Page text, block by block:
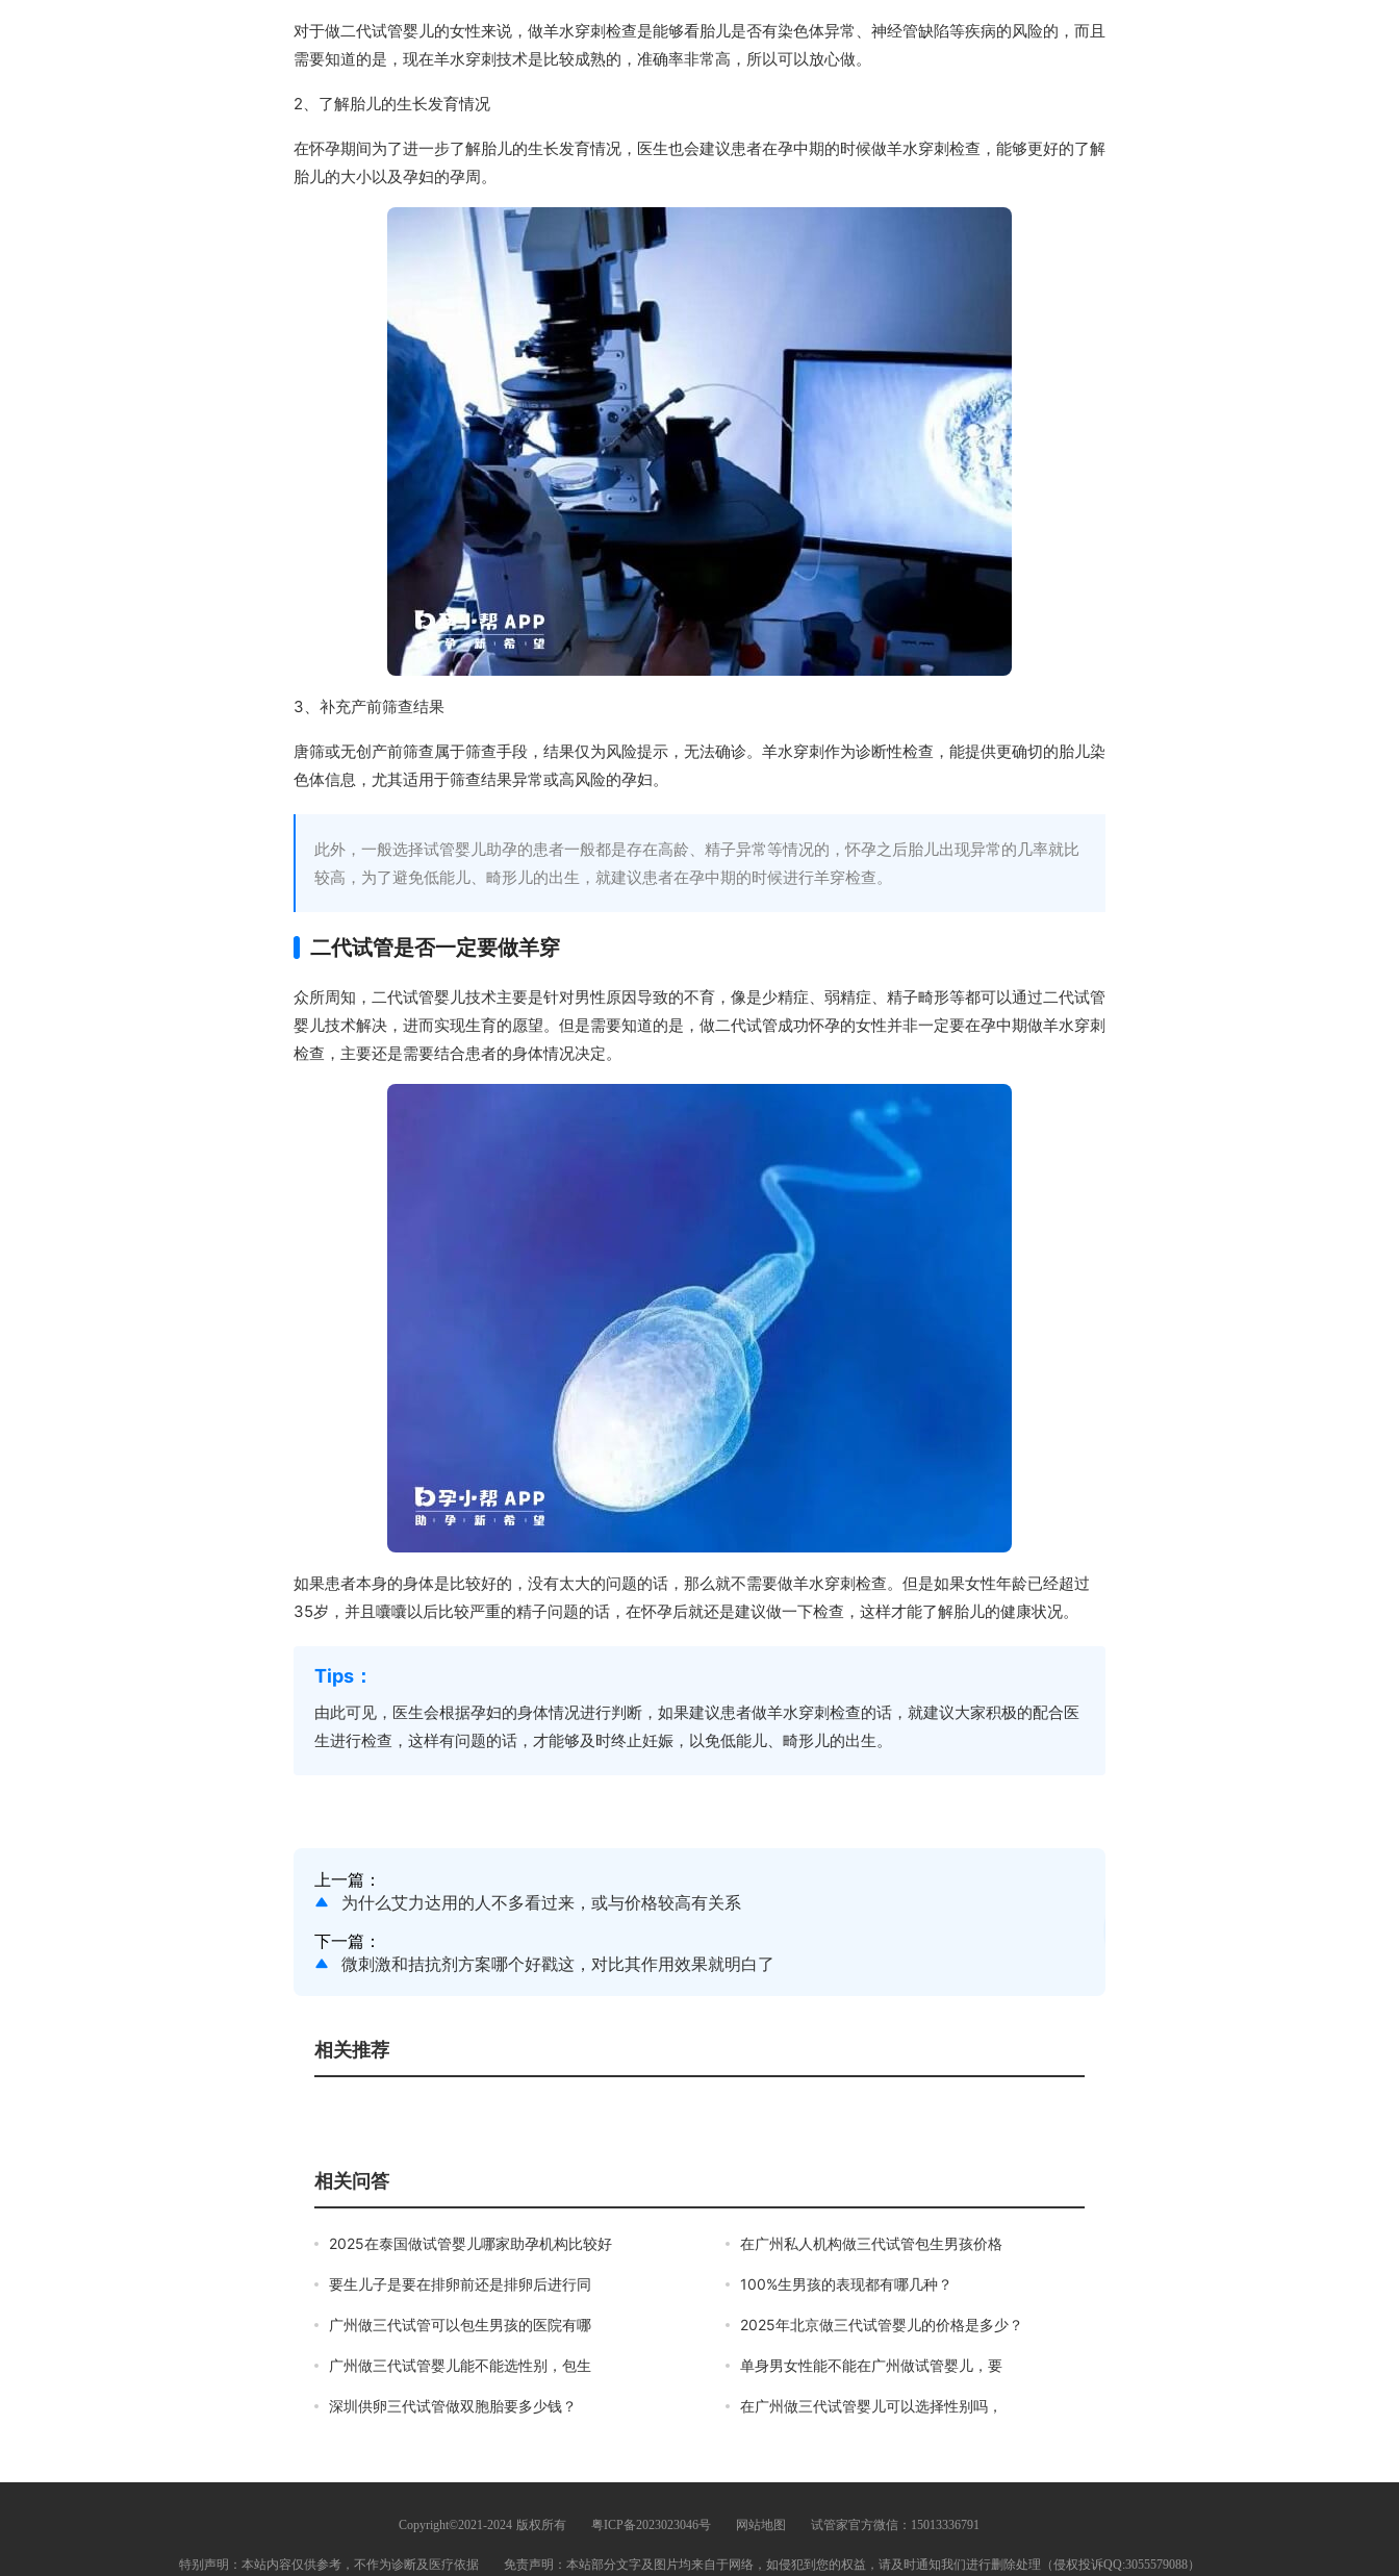
对于做二代试管婴儿的女性来说，做羊水穿刺检查是能够看胎儿是否有染色体异常、神经管缺陷等疾病的风险的，而且
需要知道的是，现在羊水穿刺技术是比较成熟的，准确率非常高，所以可以放心做。
2、了解胎儿的生长发育情况
在怀孕期间为了进一步了解胎儿的生长发育情况，医生也会建议患者在孕中期的时候做羊水穿刺检查，能够更好的了解
胎儿的大小以及孕妇的孕周。
3、补充产前筛查结果
唐筛或无创产前筛查属于筛查手段，结果仅为风险提示，无法确诊。羊水穿刺作为诊断性检查，能提供更确切的胎儿染
色体信息，尤其适用于筛查结果异常或高风险的孕妇。
此外，一般选择试管婴儿助孕的患者一般都是存在高龄、精子异常等情况的，怀孕之后胎儿出现异常的几率就比
较高，为了避免低能儿、畸形儿的出生，就建议患者在孕中期的时候进行羊穿检查。
二代试管是否一定要做羊穿
众所周知，二代试管婴儿技术主要是针对男性原因导致的不育，像是少精症、弱精症、精子畸形等都可以通过二代试管
婴儿技术解决，进而实现生育的愿望。但是需要知道的是，做二代试管成功怀孕的女性并非一定要在孕中期做羊水穿刺
检查，主要还是需要结合患者的身体情况决定。
如果患者本身的身体是比较好的，没有太大的问题的话，那么就不需要做羊水穿刺检查。但是如果女性年龄已经超过
35岁，并且囔囔以后比较严重的精子问题的话，在怀孕后就还是建议做一下检查，这样才能了解胎儿的健康状况。
由此可见，医生会根据孕妇的身体情况进行判断，如果建议患者做羊水穿刺检查的话，就建议大家积极的配合医
生进行检查，这样有问题的话，才能够及时终止妊娠，以免低能儿、畸形儿的出生。
上一篇：
为什么艾力达用的人不多看过来，或与价格较高有关系
下一篇：
微刺激和拮抗剂方案哪个好戳这，对比其作用效果就明白了
相关推荐
相关问答
2025在泰国做试管婴儿哪家助孕机构比较好 在广州私人机构做三代试管包生男孩价格
要生儿子是要在排卵前还是排卵后进行同 100%生男孩的表现都有哪几种？
广州做三代试管可以包生男孩的医院有哪 2025年北京做三代试管婴儿的价格是多少？
广州做三代试管婴儿能不能选性别，包生 单身男女性能不能在广州做试管婴儿，要
深圳供卵三代试管做双胞胎要多少钱？ 在广州做三代试管婴儿可以选择性别吗，
Copyright©2021-2024 版权所有 粤ICP备2023023046号 网站地图 试管家官方微信：15013336791
特别声明：本站内容仅供参考，不作为诊断及医疗依据 免责声明：本站部分文字及图片均来自于网络，如侵犯到您的权益，请及时通知我们进行删除处理（侵权投诉QQ:3055579088）